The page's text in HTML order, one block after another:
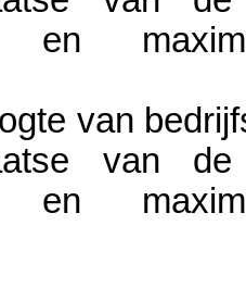
en
van
van
en